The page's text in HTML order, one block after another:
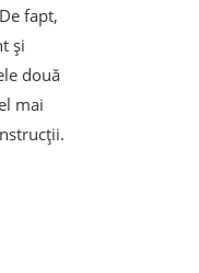
fapt,
și
două
mai